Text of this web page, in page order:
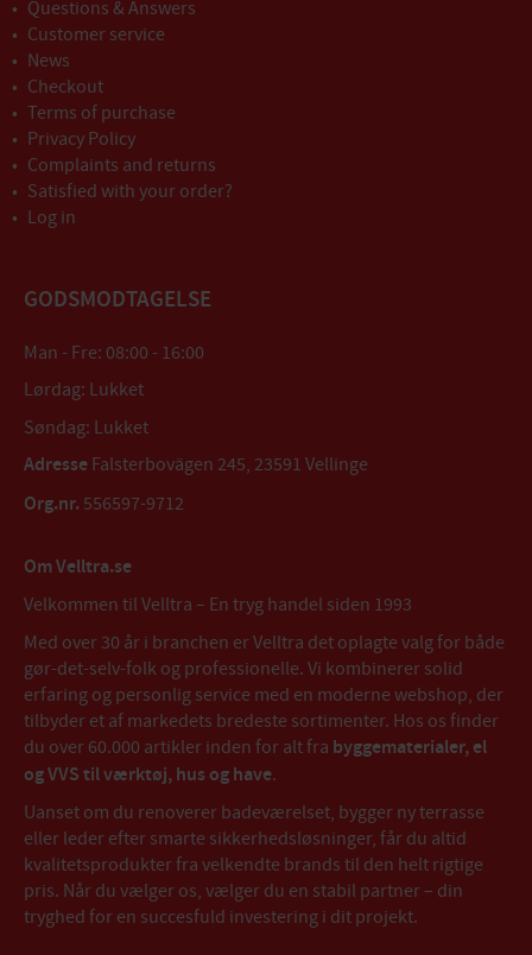
Questions & Answers
Customer service
News
Checkout
Terms of purchase
Privacy Policy
Complaints and returns
Satisfied with your order?
Log in
GODSMODTAGELSE
Man - Fre: 08:00 - 16:00
Lørdag: Lukket
Søndag: Lukket
Adresse Falsterbovägen 245, 23591 Vellinge
Org.nr. 556597-9712
Om Velltra.se
Velkommen til Velltra – En tryg handel siden 1993
Med over 30 år i branchen er Velltra det oplagte valg for både
gør-det-selv-folk og professionelle. Vi kombinerer solid
erfaring og personlig service med en moderne webshop, der
tilbyder et af markedets bredeste sortimenter. Hos os finder
du over 60.000 artikler inden for alt fra byggematerialer, el
og VVS til værktøj, hus og have.
Uanset om du renoverer badeværelset, bygger ny terrasse
eller leder efter smarte sikkerhedsløsninger, får du altid
kvalitetsprodukter fra velkendte brands til den helt rigtige
pris. Når du vælger os, vælger du en stabil partner – din
tryghed for en succesfuld investering i dit projekt.